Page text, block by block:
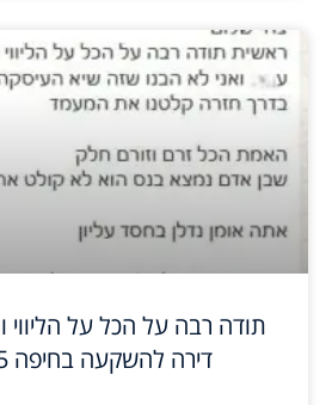
תודה רבה על הכל על הליווי
דירה להשקעה בחיפה 11.11.25